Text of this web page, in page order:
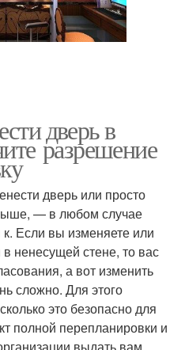
дверь в
разрешение
дверь или просто
— в любом случае
Если вы изменяете или
ненесущей стене, то вас
а вот изменить
сложно. Для этого
это безопасно для
полной перепланировки и